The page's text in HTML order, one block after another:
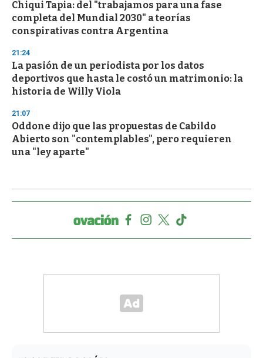
Chiqui Tapia: del "trabajamos para una fase
completa del Mundial 2030" a teorías
conspirativas contra Argentina
21:24
La pasión de un periodista por los datos
deportivos que hasta le costó un matrimonio: la
historia de Willy Viola
21:07
Oddone dijo que las propuestas de Cabildo
Abierto son "contemplables", pero requieren
una "ley aparte"